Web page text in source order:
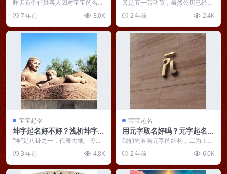
昨天有个任姓客人因对宝宝的名字
孟曦，所以请我重新取...
7 年前 3.0K
又是五一劳动节，虽然公历已经步
月5日才正式立夏，...
2 年前 2.4K
宝宝起名
坤字起名好不好？浅析坤字用
在名字中的寓意
“坤”是八卦之一，代表大地、母亲
势坤，君子以厚德载...
3 年前 4.8K
宝宝起名
用元字取名好吗？元字起名寓
意解析
我们先看看元字的结构，二为上，
天地之始，混沌太初。...
2 年前 6.0K